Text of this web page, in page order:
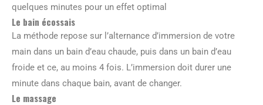
quelques minutes pour un effet optimal
Le bain écossais
La méthode repose sur l’alternance d’immersion de votre
main dans un bain d’eau chaude, puis dans un bain d’eau
froide et ce, au moins 4 fois. L’immersion doit durer une
minute dans chaque bain, avant de changer.
Le massage